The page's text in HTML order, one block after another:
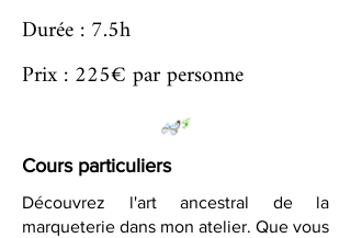
Durée : 7.5h
Prix : 225€ par personne
Cours particuliers
Découvrez l'art ancestral de la
marqueterie dans mon atelier. Que vous